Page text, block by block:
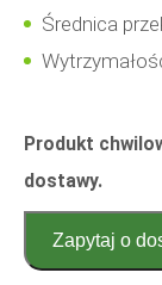
Średnica
Produkt
dostawy.
Zapytaj o